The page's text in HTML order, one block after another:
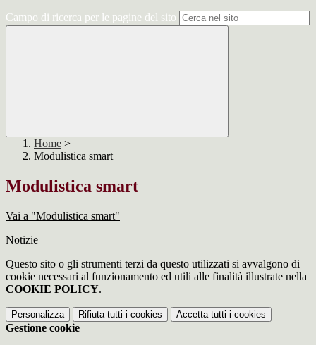
Campo di ricerca per le pagine del sito
Home >
Modulistica smart
Modulistica smart
Vai a "Modulistica smart"
Notizie
Questo sito o gli strumenti terzi da questo utilizzati si avvalgono di
cookie necessari al funzionamento ed utili alle finalità illustrate nella
COOKIE POLICY.
Personalizza Rifiuta tutti i cookies Accetta tutti i cookies
Gestione cookie